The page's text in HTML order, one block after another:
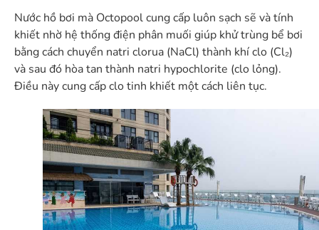
Nước hồ bơi mà Octopool cung cấp luôn sạch sẽ và tính
khiết nhờ hệ thống điện phân muối giúp khử trùng bể bơi
bằng cách chuyển natri clorua (NaCl) thành khí clo (Cl₂)
và sau đó hòa tan thành natri hypochlorite (clo lỏng).
Điều này cung cấp clo tinh khiết một cách liên tục.